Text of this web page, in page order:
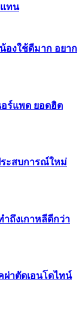
แทน
น้องใช้ดีมาก อยาก
อร์แพด ยอดฮิต
ระสบการณ์ใหม่
ถึงเกาหลีดีกว่า
ผ่าตัดเอนโดไทน์